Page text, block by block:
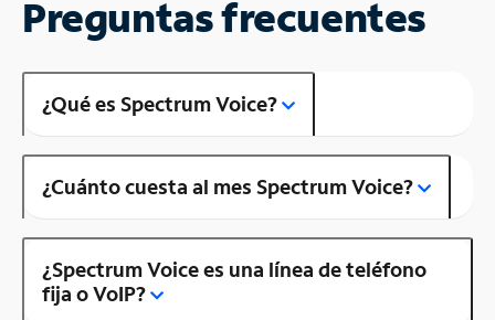
Preguntas frecuentes
¿Qué es Spectrum Voice?
¿Cuánto cuesta al mes Spectrum Voice?
¿Spectrum Voice es una línea de teléfono
fija o VoIP?